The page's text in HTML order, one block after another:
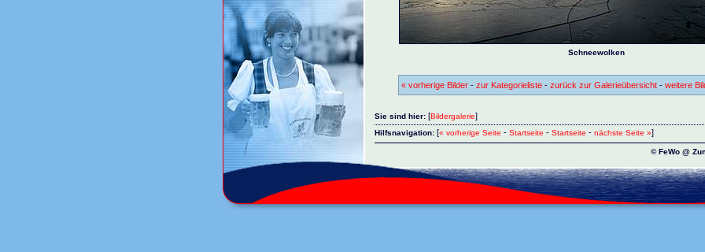
Schneewolken
« vorherige Bilder - zur Kategorieliste - zurück zur Galerieübersicht - weitere
Sie sind hier: [Bildergalerie]
Hilfsnavigation: [« vorherige Seite - Startseite - Startseite - nächste Seite »]
© FeWo @